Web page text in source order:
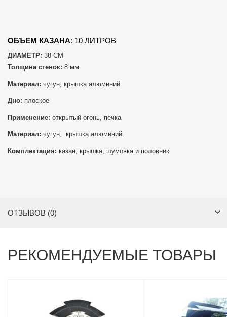
ОБЪЕМ КАЗАНА: 10 ЛИТРОВ
ДИАМЕТР: 38 СМ
Толщина стенок: 8 мм
Материал: чугун, крышка алюминий
Дно: плоское
Применение: открытый огонь, печка
Материал: чугун, крышка алюминий.
Комплектация: казан, крышка, шумовка и половник
ОТЗЫВОВ (0)
РЕКОМЕНДУЕМЫЕ ТОВАРЫ